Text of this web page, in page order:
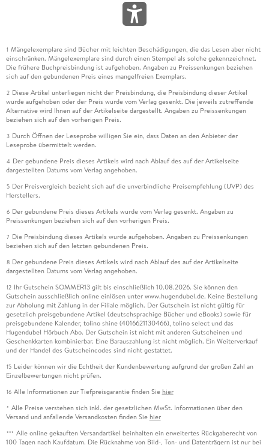
1 Mängelexemplare sind Bücher mit leichten Beschädigungen, die das Lesen aber nicht
einschränken. Mängelexemplare sind durch einen Stempel als solche gekennzeichnet.
Die frühere Buchpreisbindung ist aufgehoben. Angaben zu Preissenkungen beziehen
sich auf den gebundenen Preis eines mangelfreien Exemplars.
2 Diese Artikel unterliegen nicht der Preisbindung, die Preisbindung dieser Artikel
wurde aufgehoben oder der Preis wurde vom Verlag gesenkt. Die jeweils zutreffende
Alternative wird Ihnen auf der Artikelseite dargestellt. Angaben zu Preissenkungen
beziehen sich auf den vorherigen Preis.
3 Durch Öffnen der Leseprobe willigen Sie ein, dass Daten an den Anbieter der
Leseprobe übermittelt werden.
4 Der gebundene Preis dieses Artikels wird nach Ablauf des auf der Artikelseite
dargestellten Datums vom Verlag angehoben.
5 Der Preisvergleich bezieht sich auf die unverbindliche Preisempfehlung (UVP) des
Herstellers.
6 Der gebundene Preis dieses Artikels wurde vom Verlag gesenkt. Angaben zu
Preissenkungen beziehen sich auf den vorherigen Preis.
7 Die Preisbindung dieses Artikels wurde aufgehoben. Angaben zu Preissenkungen
beziehen sich auf den letzten gebundenen Preis.
8 Der gebundene Preis dieses Artikels wird nach Ablauf des auf der Artikelseite
dargestellten Datums vom Verlag angehoben.
12 Ihr Gutschein SOMMER13 gilt bis einschließlich 10.08.2026. Sie können den
Gutschein ausschließlich online einlösen unter www.hugendubel.de. Keine Bestellung
zur Abholung mit Zahlung in der Filiale möglich. Der Gutschein ist nicht gültig für
gesetzlich preisgebundene Artikel (deutschsprachige Bücher und eBooks) sowie für
preisgebundene Kalender, tolino shine (4016621130466), tolino select und das
Hugendubel Hörbuch Abo. Der Gutschein ist nicht mit anderen Gutscheinen und
Geschenkkarten kombinierbar. Eine Barauszahlung ist nicht möglich. Ein Weiterverkauf
und der Handel des Gutscheincodes sind nicht gestattet.
15 Leider können wir die Echtheit der Kundenbewertung aufgrund der großen Zahl an
Einzelbewertungen nicht prüfen.
16 Alle Informationen zur Tiefpreisgarantie finden Sie hier
* Alle Preise verstehen sich inkl. der gesetzlichen MwSt. Informationen über den
Versand und anfallende Versandkosten finden Sie hier
*** Alle online gekauften Versandartikel beinhalten ein erweitertes Rückgaberecht von
100 Tagen nach Kaufdatum. Die Rücknahme von Bild-, Ton- und Datenträgern ist nur bei